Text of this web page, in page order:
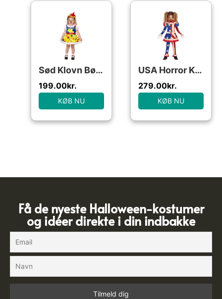
Sød Klovn Børnekostume
199.00kr.
KØB NU
USA Horror Klovn Kjole Børnekostume
279.00kr.
KØB NU
Få de nyeste Halloween-kostumer
og idéer direkte i din indbakke